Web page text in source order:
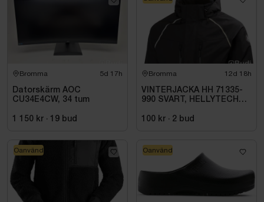
Bromma 5d 17h
Datorskärm AOC
CU34E4CW, 34 tum
1 150 kr · 19 bud
Bromma 12d 18h
VINTERJACKA HH 71335-
990 SVART, HELLYTECH
100 kr · 2 bud
Oanvänd Oanvänd